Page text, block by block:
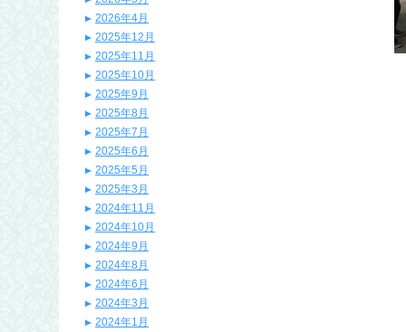
2026年4月
2025年12月
2025年11月
2025年10月
2025年9月
2025年8月
2025年7月
2025年6月
2025年5月
2025年3月
2024年11月
2024年10月
2024年9月
2024年8月
2024年6月
2024年3月
2024年1月